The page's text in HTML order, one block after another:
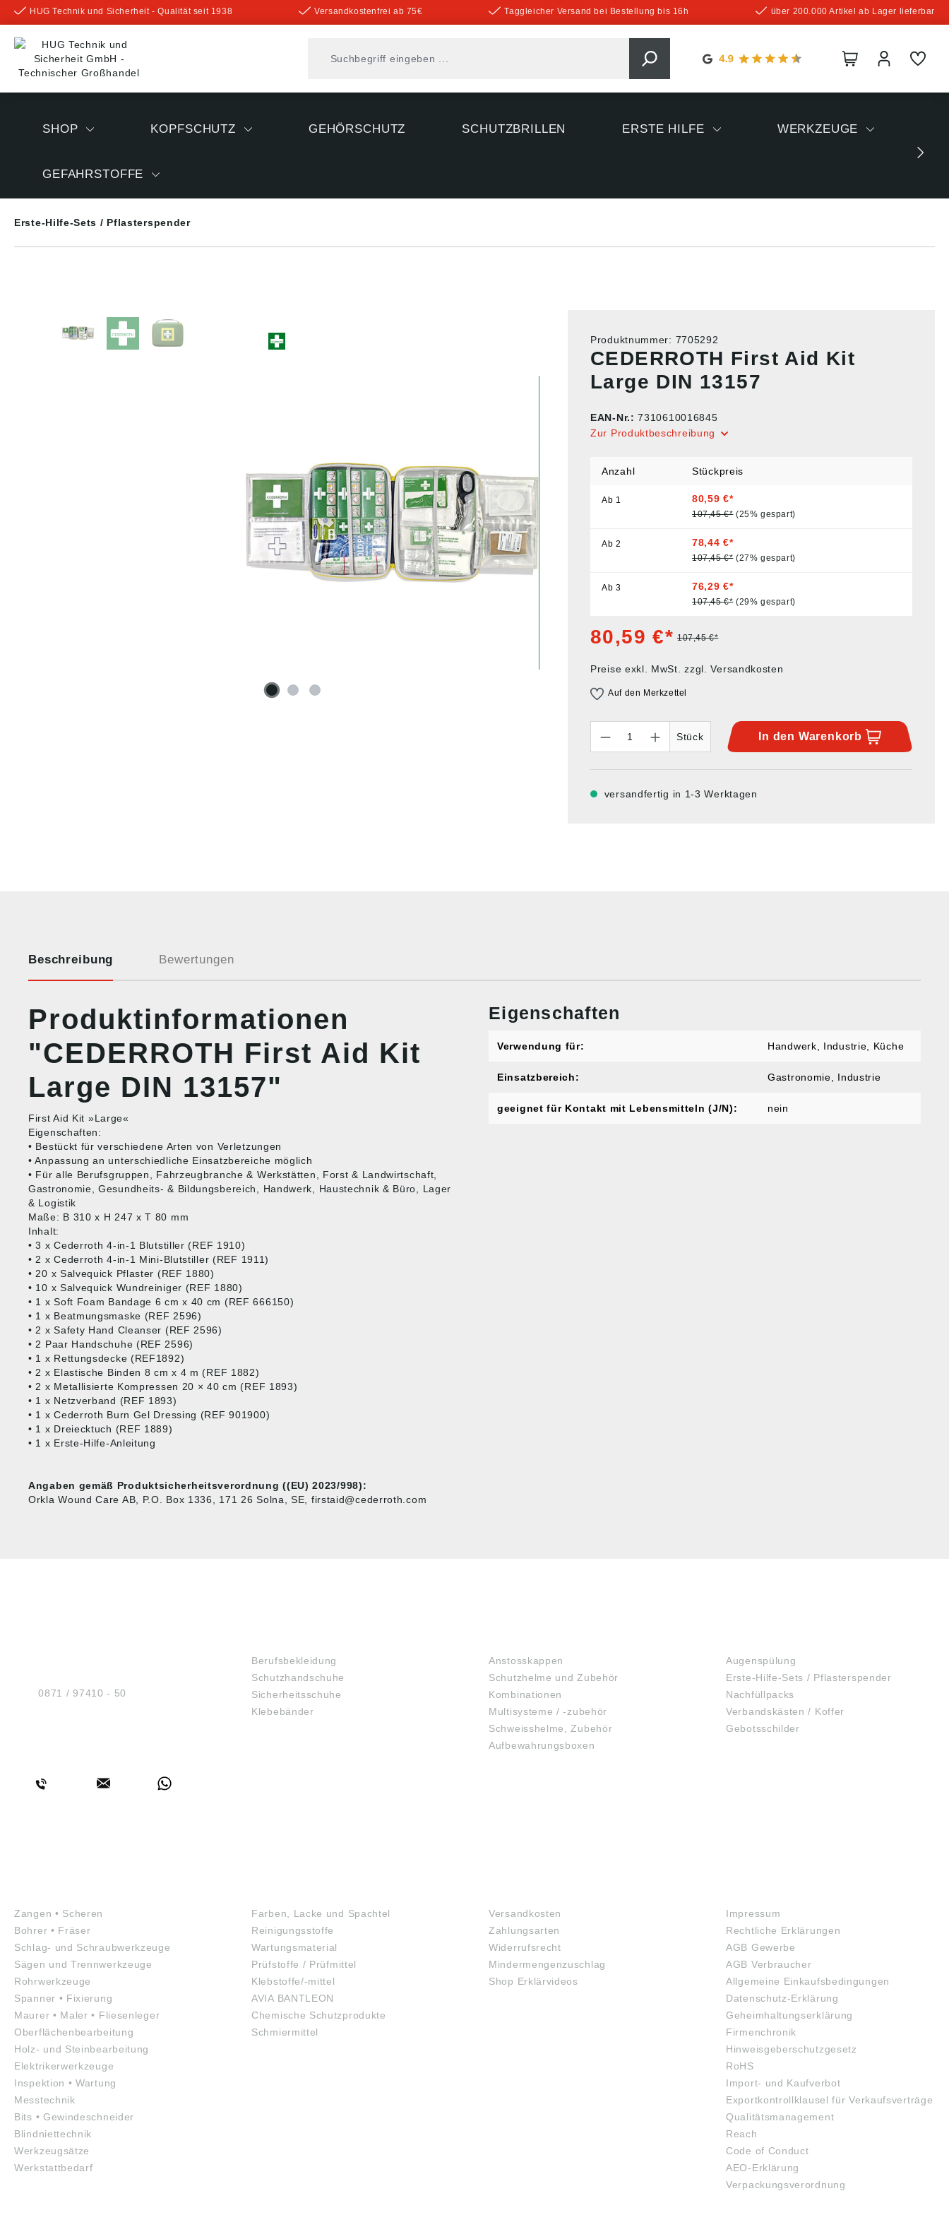
springen
HUG Technik und Sicherheit - Qualität seit 1938 Versandkostenfrei ab 75€ Taggleicher Versand bei Bestellung bis 16h über 200.000 Artikel ab Lager lieferbar
SHOP KOPFSCHUTZ GEHÖRSCHUTZ SCHUTZBRILLEN ERSTE HILFE WERKZEUGE
GEFAHRSTOFFE
Erste-Hilfe-Sets / Pflasterspender
Produktnummer: 7705292
CEDERROTH First Aid Kit
Large DIN 13157
EAN-Nr.:7310610016845
Zur Produktbeschreibung
Anzahl Stückpreis
Ab 1 80,59 €*
107,45 €* (25% gespart)
Ab 2 78,44 €*
107,45 €* (27% gespart)
Ab 3 76,29 €*
107,45 €* (29% gespart)
80,59 €* 107,45 €*
Preise exkl. MwSt. zzgl. Versandkosten
Auf den Merkzettel
Stück
In den Warenkorb
versandfertig in 1-3 Werktagen
Beschreibung Bewertungen
Produktinformationen
"CEDERROTH First Aid Kit
Large DIN 13157"
First Aid Kit »Large«
Eigenschaften:
• Bestückt für verschiedene Arten von Verletzungen
• Anpassung an unterschiedliche Einsatzbereiche möglich
• Für alle Berufsgruppen, Fahrzeugbranche & Werkstätten, Forst & Landwirtschaft,
Gastronomie, Gesundheits- & Bildungsbereich, Handwerk, Haustechnik & Büro, Lager
& Logistik
Maße: B 310 x H 247 x T 80 mm
Inhalt:
• 3 x Cederroth 4-in-1 Blutstiller (REF 1910)
• 2 x Cederroth 4-in-1 Mini-Blutstiller (REF 1911)
• 20 x Salvequick Pflaster (REF 1880)
• 10 x Salvequick Wundreiniger (REF 1880)
• 1 x Soft Foam Bandage 6 cm x 40 cm (REF 666150)
• 1 x Beatmungsmaske (REF 2596)
• 2 x Safety Hand Cleanser (REF 2596)
• 2 Paar Handschuhe (REF 2596)
• 1 x Rettungsdecke (REF1892)
• 2 x Elastische Binden 8 cm x 4 m (REF 1882)
• 2 x Metallisierte Kompressen 20 × 40 cm (REF 1893)
• 1 x Netzverband (REF 1893)
• 1 x Cederroth Burn Gel Dressing (REF 901900)
• 1 x Dreiecktuch (REF 1889)
• 1 x Erste-Hilfe-Anleitung
Angaben gemäß Produktsicherheitsverordnung ((EU) 2023/998):
Orkla Wound Care AB, P.O. Box 1336, 171 26 Solna, SE, firstaid@cederroth.com
Eigenschaften
Verwendung für: Handwerk , Industrie , Küche
Einsatzbereich: Gastronomie , Industrie
geeignet für Kontakt mit Lebensmitteln (J/N): nein
Tel.:0871 / 97410 - 50
Berufsbekleidung
Schutzhandschuhe
Sicherheitsschuhe
Klebebänder
Anstosskappen
Schutzhelme und Zubehör
Kombinationen
Multisysteme / -zubehör
Schweisshelme, Zubehör
Aufbewahrungsboxen
Augenspülung
Erste-Hilfe-Sets / Pflasterspender
Nachfüllpacks
Verbandskästen / Koffer
Gebotsschilder
Zangen • Scheren
Bohrer • Fräser
Schlag- und Schraubwerkzeuge
Sägen und Trennwerkzeuge
Rohrwerkzeuge
Spanner • Fixierung
Maurer • Maler • Fliesenleger
Oberflächenbearbeitung
Holz- und Steinbearbeitung
Elektrikerwerkzeuge
Inspektion • Wartung
Messtechnik
Bits • Gewindeschneider
Blindniettechnik
Werkzeugsätze
Werkstattbedarf
Farben, Lacke und Spachtel
Reinigungsstoffe
Wartungsmaterial
Prüfstoffe / Prüfmittel
Klebstoffe/-mittel
AVIA BANTLEON
Chemische Schutzprodukte
Schmiermittel
Versandkosten
Zahlungsarten
Widerrufsrecht
Mindermengenzuschlag
Shop Erklärvideos
Impressum
Rechtliche Erklärungen
AGB Gewerbe
AGB Verbraucher
Allgemeine Einkaufsbedingungen
Datenschutz-Erklärung
Geheimhaltungserklärung
Firmenchronik
Hinweisgeberschutzgesetz
RoHS
Import- und Kaufverbot
Exportkontrollklausel für Verkaufsverträge
Qualitätsmanagement
Reach
Code of Conduct
AEO-Erklärung
Verpackungsverordnung